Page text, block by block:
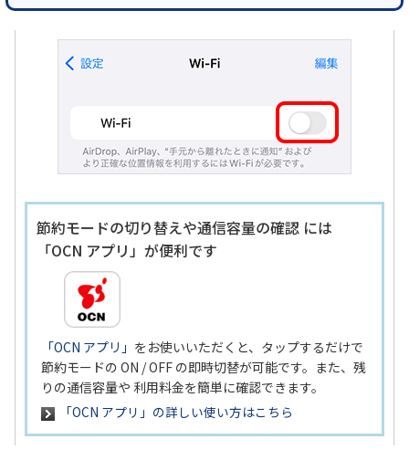
節約モードの切り替えや通信容量の確認 には
「OCN アプリ」が便利です
「OCN アプリ」 をお使いいただくと、タップするだけで
節約モードの ON / OFF の即時切替が可能です。また、残
りの通信容量や 利用料金を簡単に確認できます。
「OCN アプリ」の詳しい使い方はこちら